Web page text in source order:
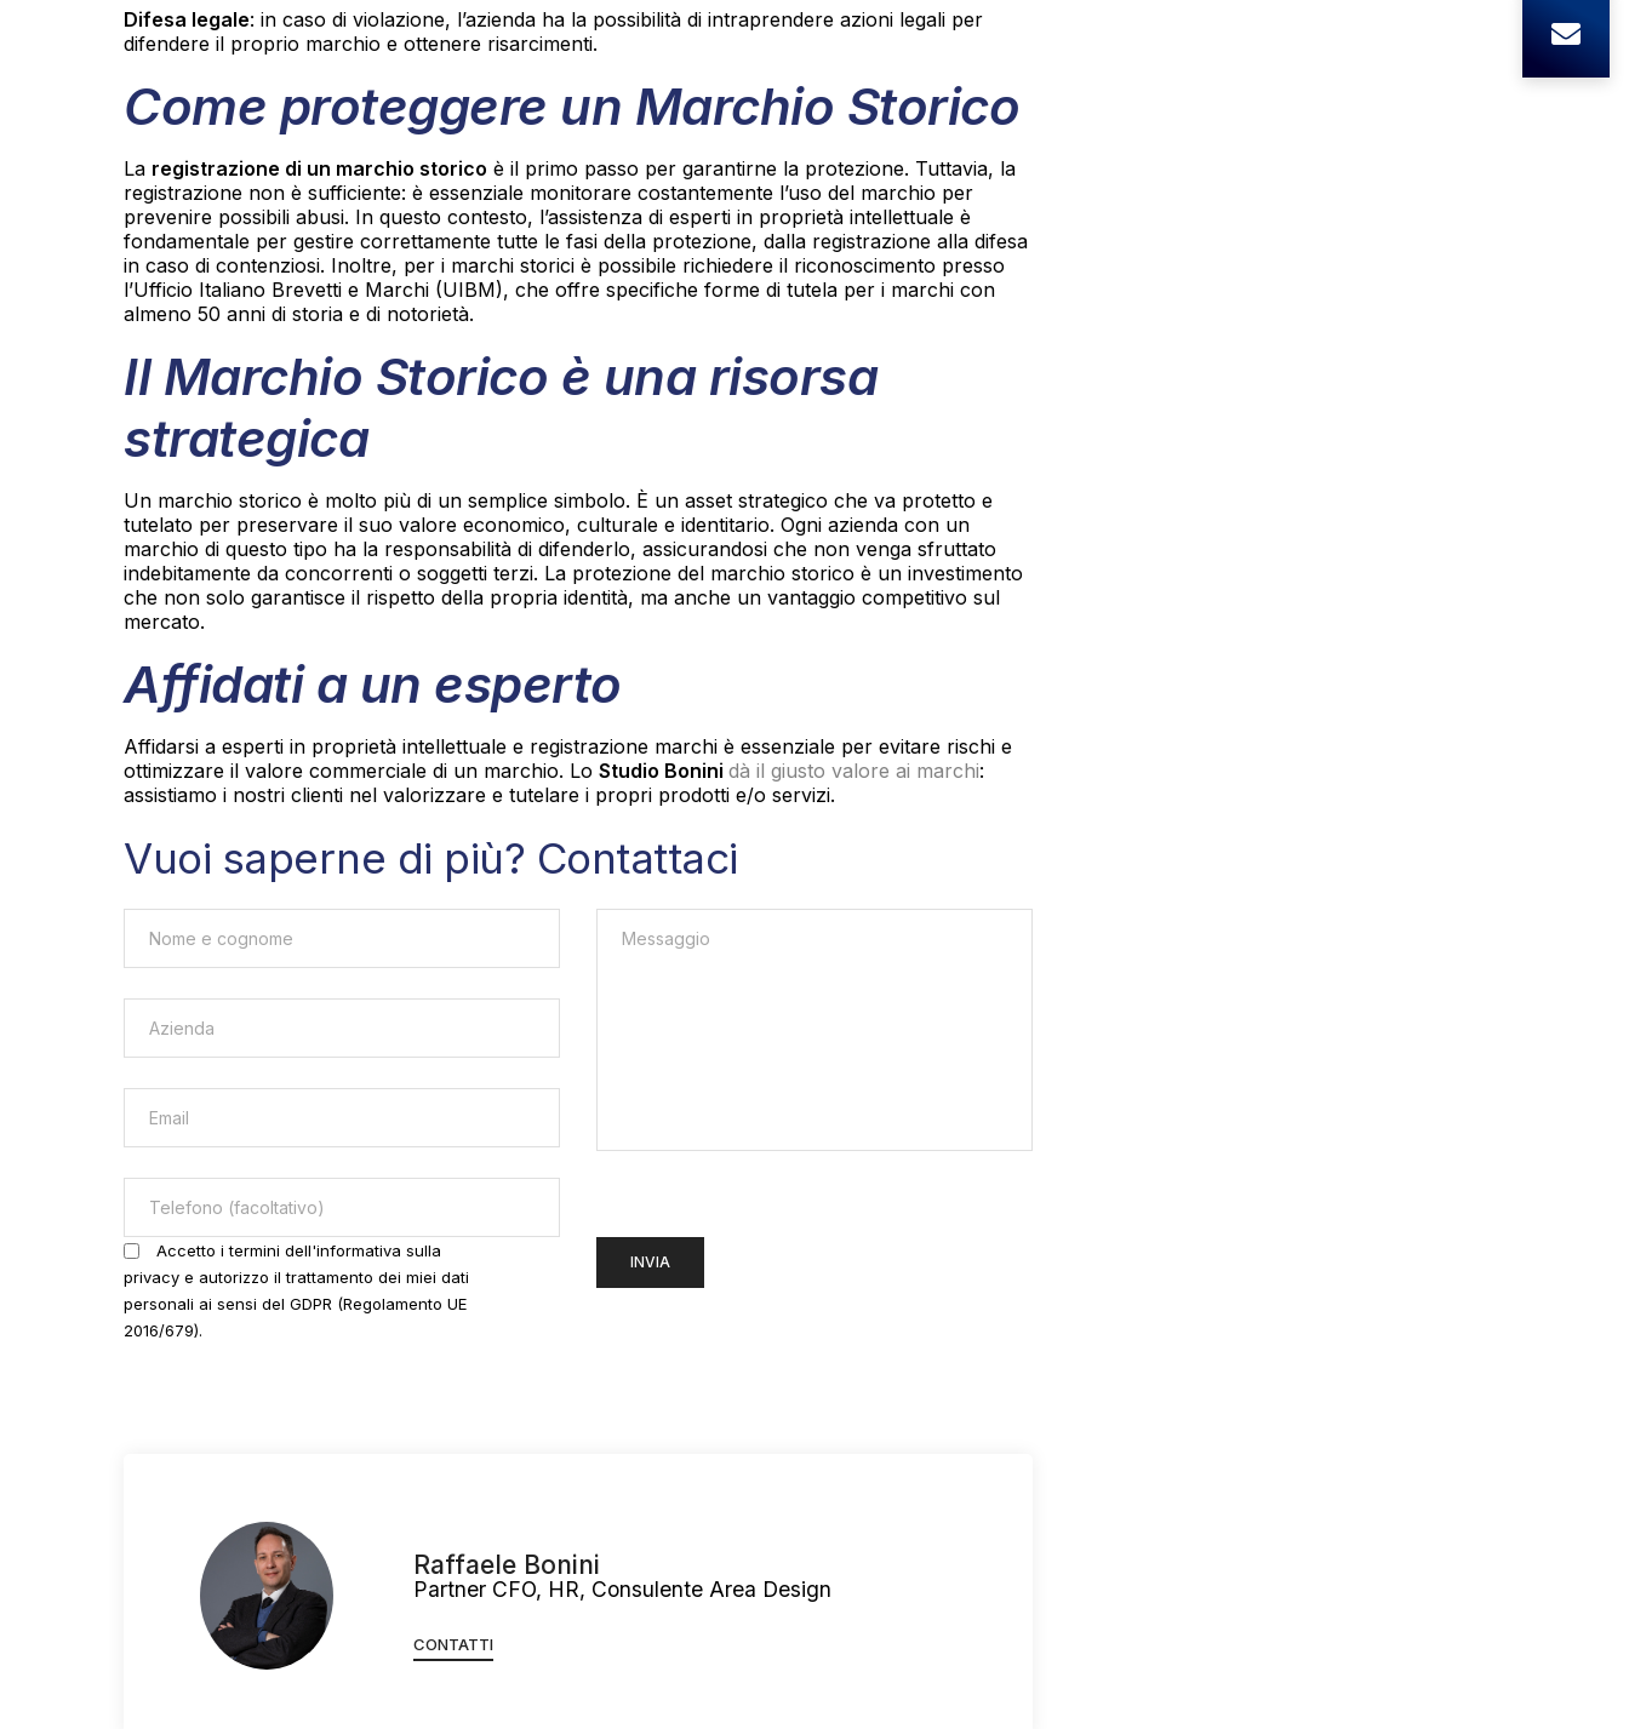
Difesa legale: in caso di violazione, l’azienda ha la possibilità di intraprendere azioni legali per
difendere il proprio marchio e ottenere risarcimenti.
Come proteggere un Marchio Storico
La registrazione di un marchio storico è il primo passo per garantirne la protezione. Tuttavia, la
registrazione non è sufficiente: è essenziale monitorare costantemente l’uso del marchio per
prevenire possibili abusi. In questo contesto, l’assistenza di esperti in proprietà intellettuale è
fondamentale per gestire correttamente tutte le fasi della protezione, dalla registrazione alla difesa
in caso di contenziosi. Inoltre, per i marchi storici è possibile richiedere il riconoscimento presso
l’Ufficio Italiano Brevetti e Marchi (UIBM), che offre specifiche forme di tutela per i marchi con
almeno 50 anni di storia e di notorietà.
Il Marchio Storico è una risorsa
strategica
Un marchio storico è molto più di un semplice simbolo. È un asset strategico che va protetto e
tutelato per preservare il suo valore economico, culturale e identitario. Ogni azienda con un
marchio di questo tipo ha la responsabilità di difenderlo, assicurandosi che non venga sfruttato
indebitamente da concorrenti o soggetti terzi. La protezione del marchio storico è un investimento
che non solo garantisce il rispetto della propria identità, ma anche un vantaggio competitivo sul
mercato.
Affidati a un esperto
Affidarsi a esperti in proprietà intellettuale e registrazione marchi è essenziale per evitare rischi e
ottimizzare il valore commerciale di un marchio. Lo Studio Bonini dà il giusto valore ai marchi:
assistiamo i nostri clienti nel valorizzare e tutelare i propri prodotti e/o servizi.
Vuoi saperne di più? Contattaci
Accetto i termini dell'informativa sulla
privacy e autorizzo il trattamento dei miei dati
personali ai sensi del GDPR (Regolamento UE
2016/679).
Raffaele Bonini
Partner CFO, HR, Consulente Area Design
CONTATTI